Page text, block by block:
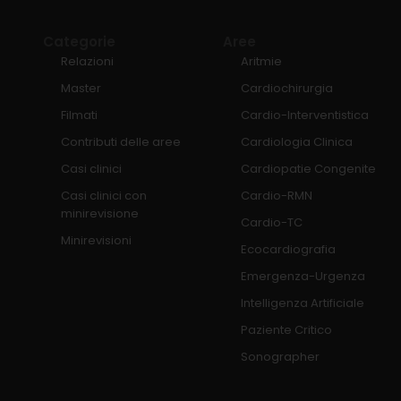
Relazioni
Master
Filmati
Contributi delle aree
Casi clinici
Casi clinici con
minirevisione
Minirevisioni
Aritmie
Cardiochirurgia
Cardio-Interventistica
Cardiologia Clinica
Cardiopatie Congenite
Cardio-RMN
Cardio-TC
Ecocardiografia
Emergenza-Urgenza
Intelligenza Artificiale
Paziente Critico
Sonographer